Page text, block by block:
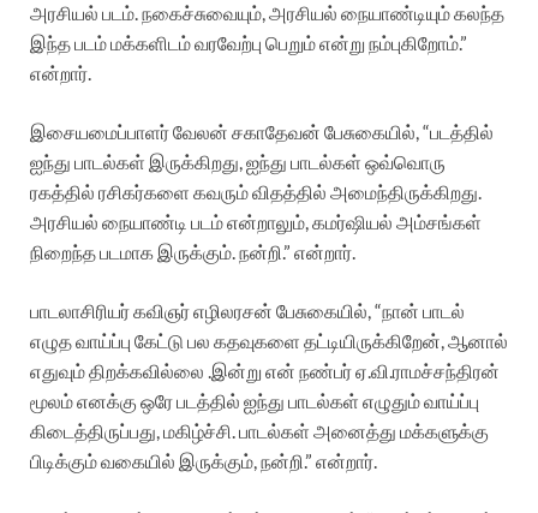
அரசியல் படம். நகைச்சுவையும், அரசியல் நையாண்டியும் கலந்த
இந்த படம் மக்களிடம் வரவேற்பு பெறும் என்று நம்புகிறோம்.”
என்றார்.
இசையமைப்பாளர் வேலன் சகாதேவன் பேசுகையில், “படத்தில்
ஐந்து பாடல்கள் இருக்கிறது, ஐந்து பாடல்கள் ஒவ்வொரு
ரகத்தில் ரசிகர்களை கவரும் விதத்தில் அமைந்திருக்கிறது.
அரசியல் நையாண்டி படம் என்றாலும், கமர்ஷியல் அம்சங்கள்
நிறைந்த படமாக இருக்கும். நன்றி.” என்றார்.
பாடலாசிரியர் கவிஞர் எழிலரசன் பேசுகையில், “நான் பாடல்
எழுத வாய்ப்பு கேட்டு பல கதவுகளை தட்டியிருக்கிறேன், ஆனால்
எதுவும் திறக்கவில்லை .இன்று என் நண்பர் ஏ.வி.ராமச்சந்திரன்
மூலம் எனக்கு ஒரே படத்தில் ஐந்து பாடல்கள் எழுதும் வாய்ப்பு
கிடைத்திருப்பது, மகிழ்ச்சி. பாடல்கள் அனைத்து மக்களுக்கு
பிடிக்கும் வகையில் இருக்கும், நன்றி.” என்றார்.